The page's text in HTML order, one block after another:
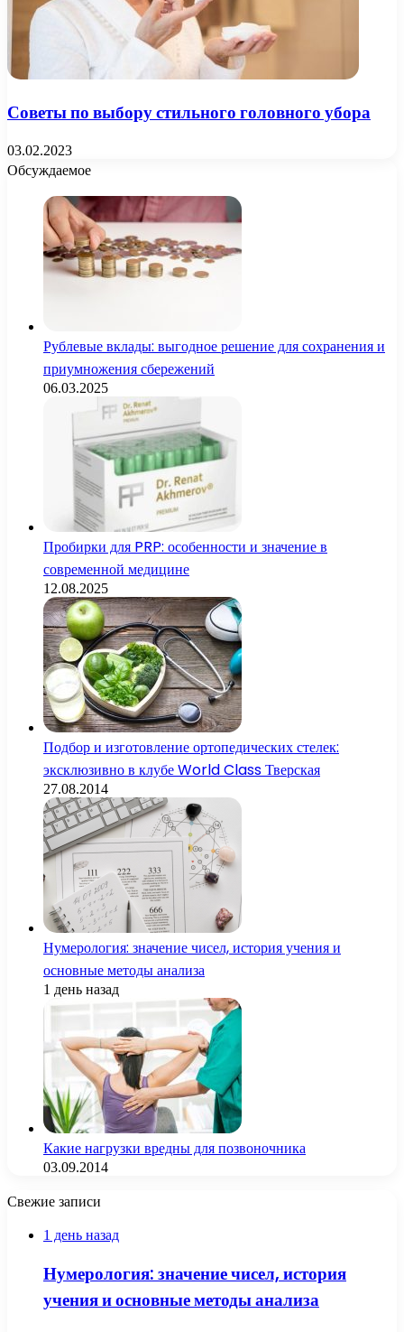
Советы по выбору стильного головного убора
03.02.2023
Обсуждаемое
Рублевые вклады: выгодное решение для сохранения и
приумножения сбережений
06.03.2025
Пробирки для PRP: особенности и значение в
современной медицине
12.08.2025
Подбор и изготовление ортопедических стелек:
эксклюзивно в клубе World Class Тверская
27.08.2014
Нумерология: значение чисел, история учения и
основные методы анализа
1 день назад
Какие нагрузки вредны для позвоночника
03.09.2014
Свежие записи
1 день назад
Нумерология: значение чисел, история
учения и основные методы анализа